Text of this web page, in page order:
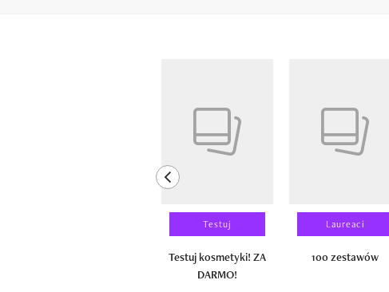
previous element
Testuj
Testuj kosmetyki! ZA
DARMO!
Laureaci
100 zestawów